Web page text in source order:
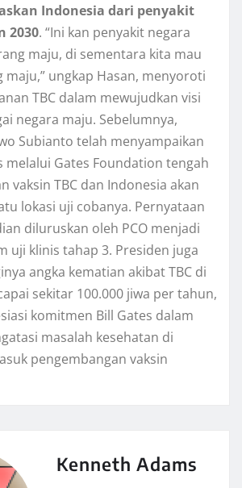
Indonesia dari penyakit
2030. “Ini kan penyakit negara
maju, di sementara kita mau
maju,” ungkap Hasan, menyoroti
TBC dalam mewujudkan visi
negara maju. Sebelumnya,
Subianto telah menyampaikan
melalui Gates Foundation tengah
vaksin TBC dan Indonesia akan
lokasi uji cobanya. Pernyataan
diluruskan oleh PCO menjadi
uji klinis tahap 3. Presiden juga
angka kematian akibat TBC di
sekitar 100.000 jiwa per tahun,
komitmen Bill Gates dalam
masalah kesehatan di
pengembangan vaksin
Kenneth Adams